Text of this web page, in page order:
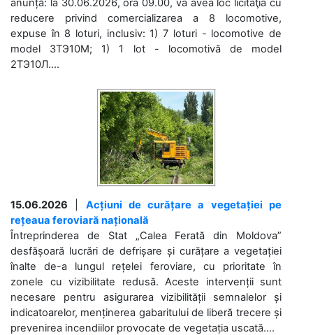
anunță: la 30.06.2026, ora 09.00, va avea loc licitaţia cu
reducere privind comercializarea a 8 locomotive,
expuse în 8 loturi, inclusiv: 1) 7 loturi - locomotive de
model 3ТЭ10М; 1) 1 lot - locomotivă de model
2ТЭ10Л....
15.06.2026
Acțiuni de curățare a vegetației pe
rețeaua feroviară națională
Întreprinderea de Stat „Calea Ferată din Moldova”
desfășoară lucrări de defrișare și curățare a vegetației
înalte de-a lungul rețelei feroviare, cu prioritate în
zonele cu vizibilitate redusă. Aceste intervenții sunt
necesare pentru asigurarea vizibilității semnalelor și
indicatoarelor, menținerea gabaritului de liberă trecere și
prevenirea incendiilor provocate de vegetația uscată....